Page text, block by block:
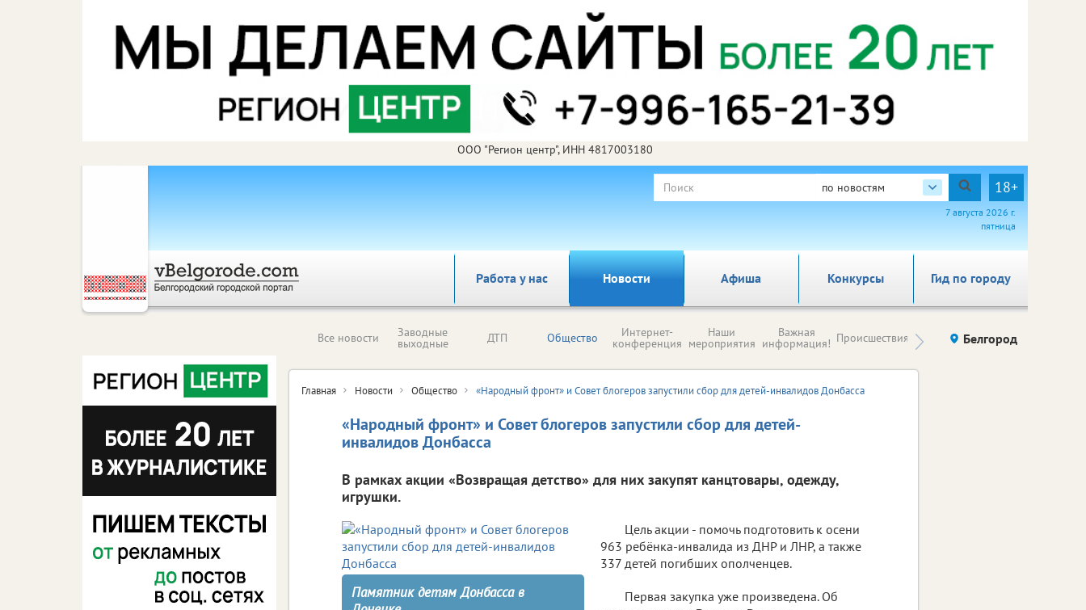
ООО "Регион центр", ИНН 4817003180
по новостям 18+
7 августа 2026 г.
пятница
Работа у нас Новости Афиша Гид по городу
Конкурсы
Все новости Заводные
выходные ДТП Общество Интернет-
конференция
Наши
мероприятия
Важная
информация! Происшествия Здоровье компаний (на
правах
Белгород
Главная Новости Общество «Народный фронт» и Совет блогеров запустили сбор для детей-инвалидов Донбасса
«Народный фронт» и Совет блогеров запустили сбор для детей-
инвалидов Донбасса
В рамках акции «Возвращая детство» для них закупят канцтовары, одежду,
игрушки.
Памятник детям Донбасса в
Цель акции - помочь подготовить к осени
963 ребёнка-инвалида из ДНР и ЛНР, а также
337 детей погибших ополченцев.
Первая закупка уже произведена. Об